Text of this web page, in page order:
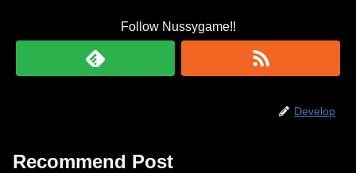
Follow Nussygame!!
Develop
Recommend Post